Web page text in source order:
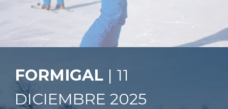
FORMIGAL | 11
DICIEMBRE2025